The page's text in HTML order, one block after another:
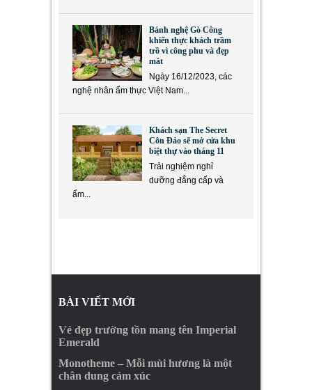
Bánh nghệ Gò Công
khiến thực khách trầm
trồ vì công phu và đẹp
mắt
Ngày 16/12/2023, các
nghệ nhân ẩm thực Việt Nam...
Khách sạn The Secret
Côn Đảo sẽ mở cửa khu
biệt thự vào tháng 11
Trải nghiệm nghỉ
dưỡng đẳng cấp và
ẩm...
BÀI VIẾT MỚI
Vẻ đẹp trường tồn mang tên Imperial
Emerald
Monotheme – Mỗi mùi hương là một
chân dung cảm xúc